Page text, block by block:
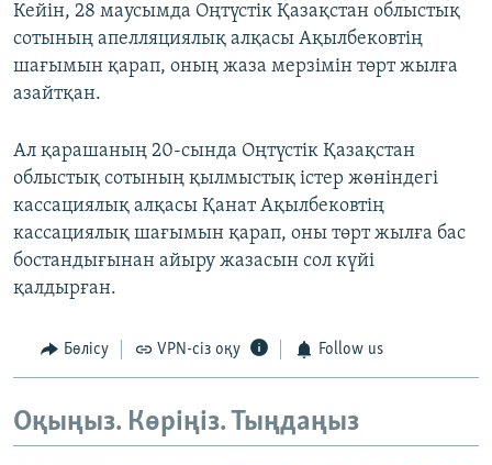
Кейін, 28 маусымда Оңтүстік Қазақстан облыстық
сотының апелляциялық алқасы Ақылбековтің
шағымын қарап, оның жаза мерзімін төрт жылға
азайтқан.
Ал қарашаның 20-сында Оңтүстік Қазақстан
облыстық сотының қылмыстық істер жөніндегі
кассациялық алқасы Қанат Ақылбековтің
кассациялық шағымын қарап, оны төрт жылға бас
бостандығынан айыру жазасын сол күйі
қалдырған.
Бөлісу VPN-сіз оқу Follow us
Оқыңыз. Көріңіз. Тыңдаңыз